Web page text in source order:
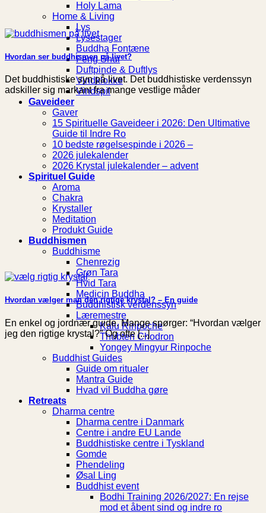
Holy Lama
Home & Living
Lys
Lysestager
Buddha Fontæne
Feng Shui
Duftpinde & Duftlys
Vindklokke
Vindspil
Gaveideer
Gaver
15 Spirituelle Gaveideer i 2026: Den Ultimative
Guide til Indre Ro
10 bedste røgelsespinde i 2026 –
2026 julekalender
2026 Krystal julekalender – advent
Spirituel Guide
Aroma
Chakra
Krystaller
Meditation
Produkt Guide
Buddhismen
Buddhisme
Chenrezig
Grøn Tara
Hvid Tara
Medicin Buddha
Buddhistisk verdenssyn
Læremestre
Kalu Rinpoche
Thubten Chodron
Yongey Mingyur Rinpoche
Buddhist Guides
Guide om ritualer
Mantra Guide
Hvad vil Buddha gøre
Retreats
Dharma centre
Dharma centre i Danmark
Centre i andre EU Lande
Buddhistiske centre i Tyskland
Gomde
Phendeling
Øsal Ling
Buddhist event
Bodhi Training 2026/2027: En rejse
mod et åbent sind og indre ro
Hvordan ser buddhismen på livet?
Det buddhistiske syn på livet. Det buddhistiske verdenssyn
adskiller sig markant fra mange vestlige måder
Hvordan vælger man den rigtige krystal? – En guide
En enkel og jordnær guide. Mange spørger: “Hvordan vælger
jeg den rigtige krystal?” Og ofte [...]